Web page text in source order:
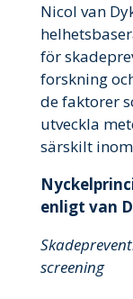
Nicol van
för
forskning
de faktorer
utveckla
särskilt
enligt van
screening